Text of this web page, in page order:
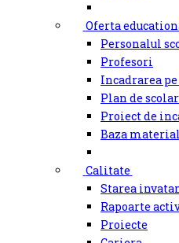
Oferta
Personalul
Profesori
Incadrarea pe
Plan de
Proiect de
Baza
Calitate
Starea
Rapoarte
Proiecte